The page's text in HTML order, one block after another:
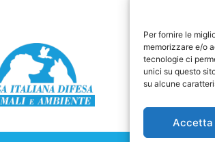
Per fornire le
memorizzare e/o
tecnologie ci
unici su questo
su alcune
Accetta